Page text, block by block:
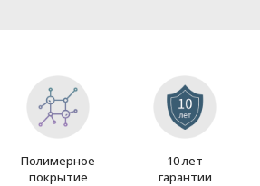
Полимерное
покрытие
10 лет
гарантии